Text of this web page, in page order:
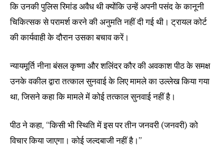
कि उनकी पुलिस रिमांड अवैध थी क्योंकि उन्हें अपनी पसंद के कानूनी
चिकित्सक से परामर्श करने की अनुमति नहीं दी गई थी। ट्रायल कोर्ट
की कार्यवाही के दौरान उसका बचाव करें।
न्यायमूर्ति नीना बंसल कृष्णा और शलिंदर कौर की अवकाश पीठ के समक्ष
उनके वकील द्वारा तत्काल सुनवाई के लिए मामले का उल्लेख किया गया
था, जिसने कहा कि मामले में कोई तत्काल सुनवाई नहीं है।
पीठ ने कहा, “किसी भी स्थिति में इस पर तीन जनवरी (जनवरी) को
विचार किया जाएगा। कोई जल्दबाजी नहीं है।”